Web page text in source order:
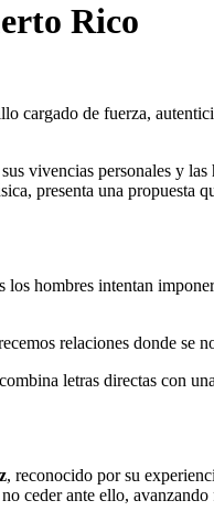
Rico
cargado de fuerza,
vivencias personales y
presenta una propuesta
los hombres intentan
relaciones donde se
letras directas con
, reconocido por su
ceder ante ello,